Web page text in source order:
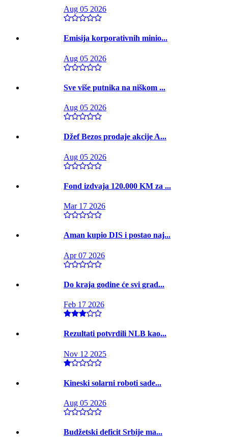
Aug 05 2026
Emisija korporativnih minio...
Aug 05 2026
Sve više putnika na niškom ...
Aug 05 2026
Džef Bezos prodaje akcije A...
Aug 05 2026
Fond izdvaja 120.000 KM za ...
Mar 17 2026
Aman kupio DIS i postao naj...
Apr 07 2026
Do kraja godine će svi grad...
Feb 17 2026
Rezultati potvrdili NLB kao...
Nov 12 2025
Kineski solarni roboti sade...
Aug 05 2026
Budžetski deficit Srbije ma...